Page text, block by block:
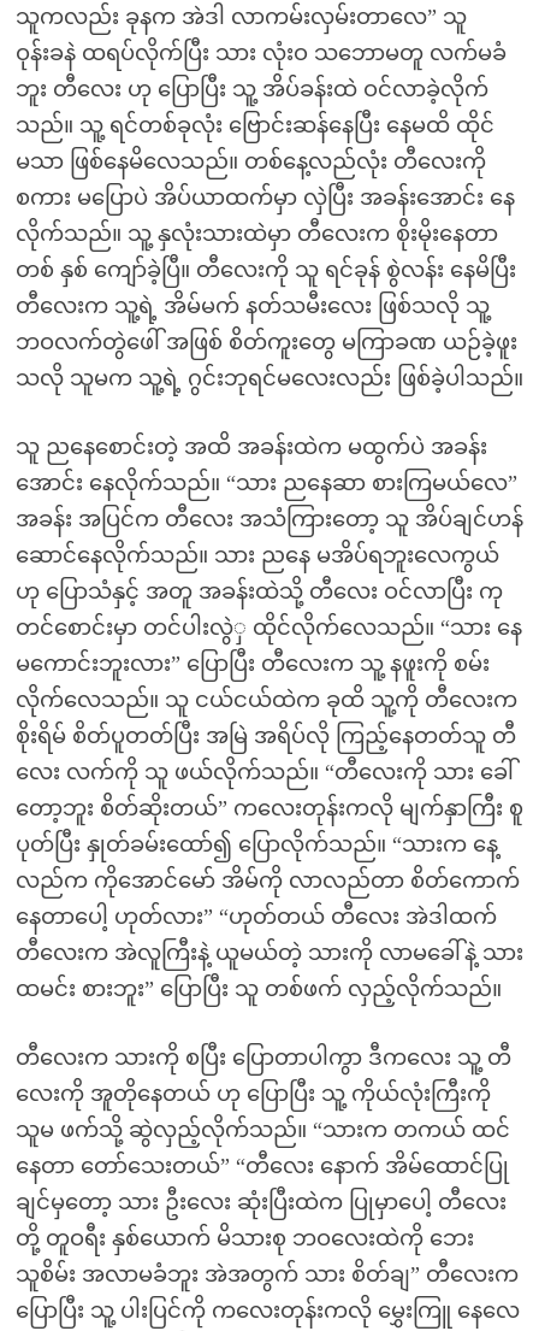
သူကလည်း ခုနက အဲဒါ လာကမ်းလှမ်းတာလေ” သူ
ဝုန်းခနဲ ထရပ်လိုက်ပြီး သား လုံးဝ သဘောမတူ လက်မခံ
ဘူး တီလေး ဟု ပြောပြီး သူ့ အိပ်ခန်းထဲ ဝင်လာခဲ့လိုက်
သည်။ သူ့ ရင်တစ်ခုလုံး ဗြောင်းဆန်နေပြီး နေမထိ ထိုင်
မသာ ဖြစ်နေမိလေသည်။ တစ်နေ့လည်လုံး တီလေးကို
စကား မပြောပဲ အိပ်ယာထက်မှာ လှဲပြီး အခန်းအောင်း နေ
လိုက်သည်။ သူ့ နှလုံးသားထဲမှာ တီလေးက စိုးမိုးနေတာ
တစ် နှစ် ကျော်ခဲ့ပြီ။ တီလေးကို သူ ရင်ခုန် စွဲလန်း နေမိပြီး
တီလေးက သူ့ရဲ့ အိမ်မက် နတ်သမီးလေး ဖြစ်သလို သူ့
ဘဝလက်တွဲဖေါ် အဖြစ် စိတ်ကူးတွေ မကြာခဏ ယဉ်ခဲ့ဖူး
သလို သူမက သူ့ရဲ့ ဂွင်းဘုရင်မလေးလည်း ဖြစ်ခဲ့ပါသည်။
သူ ညနေစောင်းတဲ့ အထိ အခန်းထဲက မထွက်ပဲ အခန်း
အောင်း နေလိုက်သည်။ “သား ညနေဆာ စားကြမယ်လေ”
အခန်း အပြင်က တီလေး အသံကြားတော့ သူ အိပ်ချင်ဟန်
ဆောင်နေလိုက်သည်။ သား ညနေ မအိပ်ရဘူးလေကွယ်
ဟု ပြောသံနှင့် အတူ အခန်းထဲသို့ တီလေး ဝင်လာပြီး ကု
တင်စောင်းမှာ တင်ပါးလွဲှ ထိုင်လိုက်လေသည်။ “သား နေ
မကောင်းဘူးလား” ပြောပြီး တီလေးက သူ့ နဖူးကို စမ်း
လိုက်လေသည်။ သူ ငယ်ငယ်ထဲက ခုထိ သူ့ကို တီလေးက
စိုးရိမ် စိတ်ပူတတ်ပြီး အမြဲ အရိပ်လို ကြည့်နေတတ်သူ တီ
လေး လက်ကို သူ ဖယ်လိုက်သည်။ “တီလေးကို သား ခေါ်
တော့ဘူး စိတ်ဆိုးတယ်” ကလေးတုန်းကလို မျက်နှာကြီး စူ
ပုတ်ပြီး နှုတ်ခမ်းထော်၍ ပြောလိုက်သည်။ “သားက နေ့
လည်က ကိုအောင်မော် အိမ်ကို လာလည်တာ စိတ်ကောက်
နေတာပေါ့ ဟုတ်လား” “ဟုတ်တယ် တီလေး အဲဒါထက်
တီလေးက အဲလူကြီးနဲ့ ယူမယ်တဲ့ သားကို လာမခေါ်နဲ့ သား
ထမင်း စားဘူး” ပြောပြီး သူ တစ်ဖက် လှည့်လိုက်သည်။
တီလေးက သားကို စပြီး ပြောတာပါကွာ ဒီကလေး သူ့ တီ
လေးကို အူတိုနေတယ် ဟု ပြောပြီး သူ့ ကိုယ်လုံးကြီးကို
သူမ ဖက်သို့ ဆွဲလှည့်လိုက်သည်။ “သားက တကယ် ထင်
နေတာ တော်သေးတယ်” “တီလေး နောက် အိမ်ထောင်ပြု
ချင်မှတော့ သား ဦးလေး ဆုံးပြီးထဲက ပြုမှာပေါ့ တီလေး
တို့ တူဝရီး နှစ်ယောက် မိသားစု ဘဝလေးထဲကို ဘေး
သူစိမ်း အလာမခံဘူး အဲအတွက် သား စိတ်ချ” တီလေးက
ပြောပြီး သူ့ ပါးပြင်ကို ကလေးတုန်းကလို မွှေးကြူ နေလေ